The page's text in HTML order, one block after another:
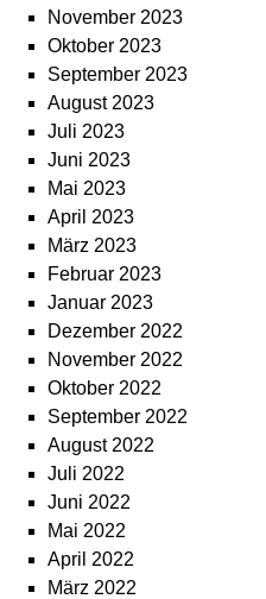
November 2023
Oktober 2023
September 2023
August 2023
Juli 2023
Juni 2023
Mai 2023
April 2023
März 2023
Februar 2023
Januar 2023
Dezember 2022
November 2022
Oktober 2022
September 2022
August 2022
Juli 2022
Juni 2022
Mai 2022
April 2022
März 2022